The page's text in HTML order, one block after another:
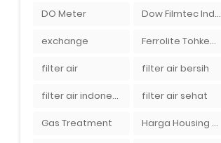
DO Meter Dow Filmtec Indonesia
exchange Ferrolite Tohkemy Jepang Indonesia
filter air filter air bersih
filter air indonesia filter air sehat
Gas Treatment Harga Housing Membran RO 2000 GPD